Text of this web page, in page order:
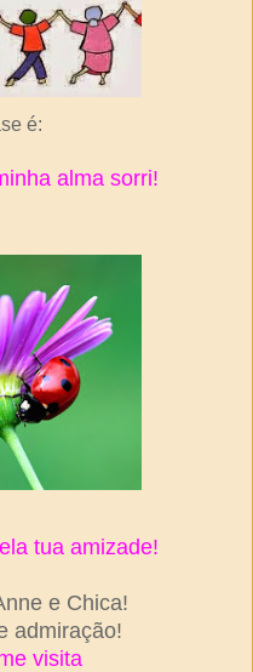
é:
alma sorri!
tua amizade!
e Chica!
admiração!
visita